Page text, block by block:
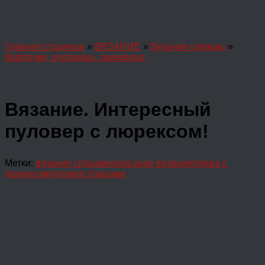
Главная страница » ВЯЗАНИЕ » Вязание одежды »
Кофточки, пуловеры, джемпера
Вязание. Интересный
пуловер с люрексом!
Метки: вязание спицамиописание вязанияпряжа с
люрексомпуловер спицами